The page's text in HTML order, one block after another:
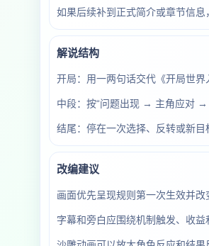
如果后续补到正式简介或章节信息
解说结构
开局：用一两句话交代《开局世界
中段：按“问题出现 → 主角应对 →
结尾：停在一次选择、反转或新目
改编建议
画面优先呈现规则第一次生效并
字幕和旁白应围绕机制触发、收益